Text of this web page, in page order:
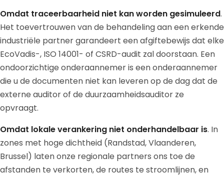
Omdat traceerbaarheid niet kan worden gesimuleerd.
Het toevertrouwen van de behandeling aan een erkende
industriële partner garandeert een afgiftebewijs dat elke
EcoVadis-, ISO 14001- of CSRD-audit zal doorstaan. Een
ondoorzichtige onderaannemer is een onderaannemer
die u de documenten niet kan leveren op de dag dat de
externe auditor of de duurzaamheidsauditor ze
opvraagt.
Omdat lokale verankering niet onderhandelbaar is. In
zones met hoge dichtheid (Randstad, Vlaanderen,
Brussel) laten onze regionale partners ons toe de
afstanden te verkorten, de routes te stroomlijnen, en